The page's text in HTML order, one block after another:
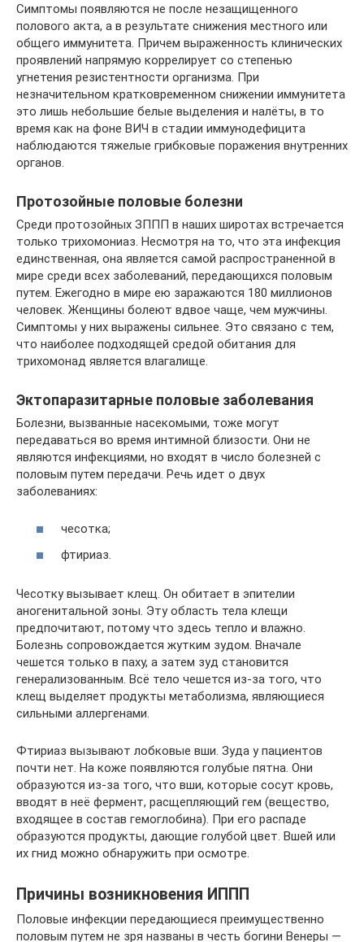
Симптомы появляются не после незащищенного
полового акта, а в результате снижения местного или
общего иммунитета. Причем выраженность клинических
проявлений напрямую коррелирует со степенью
угнетения резистентности организма. При
незначительном кратковременном снижении иммунитета
это лишь небольшие белые выделения и налёты, в то
время как на фоне ВИЧ в стадии иммунодефицита
наблюдаются тяжелые грибковые поражения внутренних
органов.
Протозойные половые болезни
Среди протозойных ЗППП в наших широтах встречается
только трихомониаз. Несмотря на то, что эта инфекция
единственная, она является самой распространенной в
мире среди всех заболеваний, передающихся половым
путем. Ежегодно в мире ею заражаются 180 миллионов
человек. Женщины болеют вдвое чаще, чем мужчины.
Симптомы у них выражены сильнее. Это связано с тем,
что наиболее подходящей средой обитания для
трихомонад является влагалище.
Эктопаразитарные половые заболевания
Болезни, вызванные насекомыми, тоже могут
передаваться во время интимной близости. Они не
являются инфекциями, но входят в число болезней с
половым путем передачи. Речь идет о двух
заболеваниях:
чесотка;
фтириаз.
Чесотку вызывает клещ. Он обитает в эпителии
аногенитальной зоны. Эту область тела клещи
предпочитают, потому что здесь тепло и влажно.
Болезнь сопровождается жутким зудом. Вначале
чешется только в паху, а затем зуд становится
генерализованным. Всё тело чешется из-за того, что
клещ выделяет продукты метаболизма, являющиеся
сильными аллергенами.
Фтириаз вызывают лобковые вши. Зуда у пациентов
почти нет. На коже появляются голубые пятна. Они
образуются из-за того, что вши, которые сосут кровь,
вводят в неё фермент, расщепляющий гем (вещество,
входящее в состав гемоглобина). При его распаде
образуются продукты, дающие голубой цвет. Вшей или
их гнид можно обнаружить при осмотре.
Причины возникновения ИППП
Половые инфекции передающиеся преимущественно
половым путем не зря названы в честь богини Венеры —